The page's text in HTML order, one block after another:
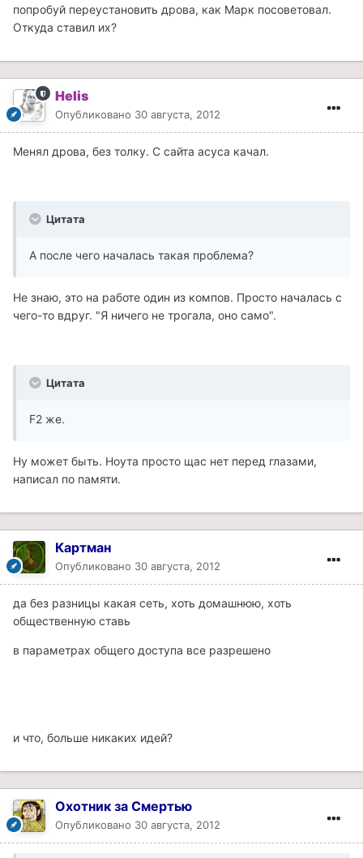
попробуй переустановить дрова, как Марк посоветовал.
Откуда ставил их?
Helis
Опубликовано 30 августа, 2012
Менял дрова, без толку. С сайта асуса качал.
Цитата
А после чего началась такая проблема?
Не знаю, это на работе один из компов. Просто началась с
чего-то вдруг. "Я ничего не трогала, оно само".
Цитата
F2 же.
Ну может быть. Ноута просто щас нет перед глазами,
написал по памяти.
Картман
Опубликовано 30 августа, 2012
да без разницы какая сеть, хоть домашнюю, хоть
общественную ставь
в параметрах общего доступа все разрешено
и что, больше никаких идей?
Охотник за Смертью
Опубликовано 30 августа, 2012